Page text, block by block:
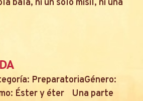
bala, ni un solo misil, ni una
PreparatoriaGénero:
Éster y éter Una parte